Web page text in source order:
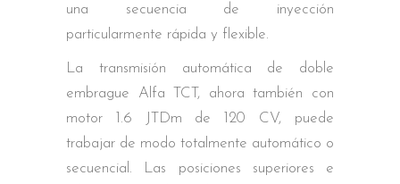
una secuencia de inyección
particularmente rápida y flexible.
La transmisión automática de doble
embrague Alfa TCT, ahora también con
motor 1.6 JTDm de 120 CV, puede
trabajar de modo totalmente automático o
secuencial. Las posiciones superiores e